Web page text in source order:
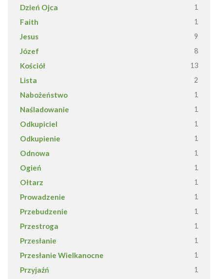
Dzień Ojca 1
Faith 1
Jesus 9
Józef 8
Kościół 13
Lista 2
Nabożeństwo 1
Naśladowanie 1
Odkupiciel 1
Odkupienie 1
Odnowa 1
Ogień 1
Ołtarz 1
Prowadzenie 1
Przebudzenie 1
Przestroga 1
Przesłanie 1
Przesłanie Wielkanocne 1
Przyjaźń 1